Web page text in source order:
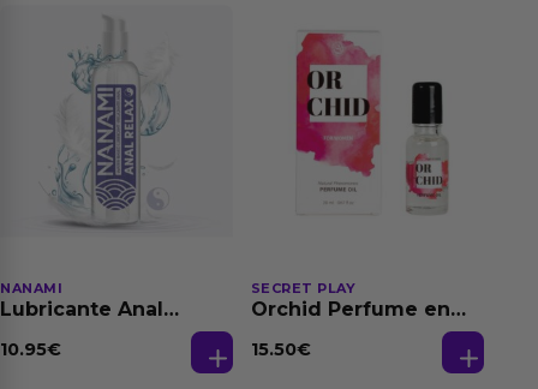
NANAMI
Lubricante Anal
Dilatación Base Agua
10.95€
SECRET PLAY
Orchid Perfume en
Feromonas 20 ml
15.50€